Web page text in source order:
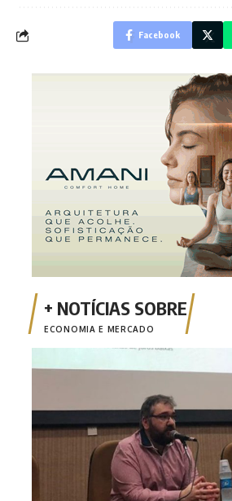
Facebook
ECONOMIA E MERCADO